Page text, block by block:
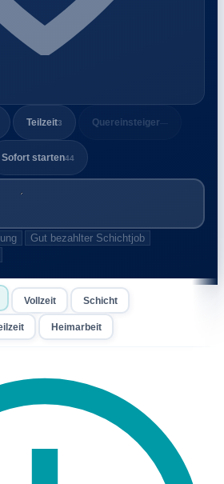
Teilzeit3 Quereinsteiger
Sofort starten44
Gut bezahlter Schichtjob
Stadt, PLZ
Vollzeit Schicht
Heimarbeit